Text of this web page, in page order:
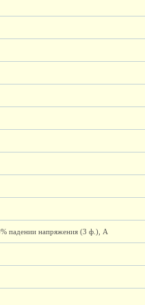
падении напряжения (3 ф.), А